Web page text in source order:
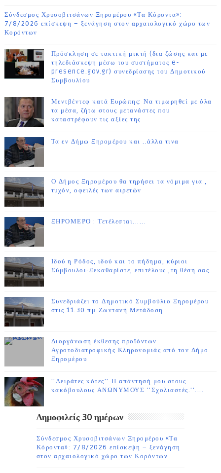
Σύνδεσμος Χρυσοβιτσάνων Ξηρομέρου «Τα Κόροντα»:
7/8/2026 επίσκεψη – ξενάγηση στον αρχαιολογικό χώρο των
Κορόντων
Πρόσκληση σε τακτική μικτή (δια ζώσης και με
τηλεδιάσκεψη μέσω του συστήματος e-
presence.gov.gr) συνεδρίασης του Δημοτικού
Συμβουλίου
Μεντβέντεφ κατά Ευρώπης: Να τιμωρηθεί με όλα
τα μέσα, ζήτω στους μετανάστες που
καταστρέφουν τις αξίες της
Τα εν Δήμω Ξηρομέρου και ..άλλα τινα
Ο Δήμος Ξηρομέρου θα τηρήσει τα νόμιμα για ,
τυχόν, οφειλές των αιρετών
ΞΗΡΟΜΕΡΟ : Τετέλεσται......
Ιδού η Ρόδος, ιδού και το πήδημα, κύριοι
Σύμβουλοι-Ξεκαθαρίστε, επιτέλους ,τη θέση σας
Συνεδριάζει το Δημοτικό Συμβούλιο Ξηρομέρου
στις 11.30 πμ-Ζωντανή Μετάδοση
Διοργάνωση έκθεσης προϊόντων
Αγροτοδιατροφικής Κληρονομιάς από τον Δήμο
Ξηρομέρου
''Λειράτες κότες''-Η απάντησή μου στους
κακόβουλους ΑΝΩΝΥΜΟΥΣ ''Σχολιαστές.''....
Δημοφιλείς 30 ημέρων
Σύνδεσμος Χρυσοβιτσάνων Ξηρομέρου «Τα
Κόροντα»: 7/8/2026 επίσκεψη – ξενάγηση
στον αρχαιολογικό χώρο των Κορόντων